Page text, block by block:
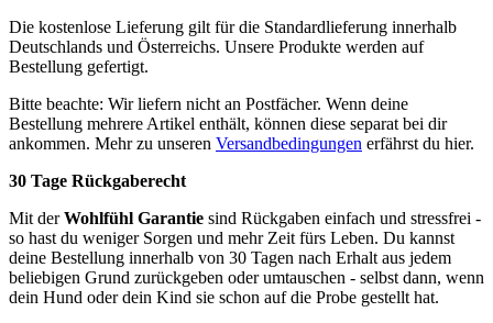
Die kostenlose Lieferung gilt für die Standardlieferung innerhalb
Deutschlands und Österreichs. Unsere Produkte werden auf
Bestellung gefertigt.
Bitte beachte: Wir liefern nicht an Postfächer. Wenn deine
Bestellung mehrere Artikel enthält, können diese separat bei dir
ankommen. Mehr zu unseren Versandbedingungen erfährst du hier.
30 Tage Rückgaberecht
Mit derWohlfühl Garantie sind Rückgaben einfach und stressfrei -
so hast du weniger Sorgen und mehr Zeit fürs Leben. Du kannst
deine Bestellung innerhalb von 30 Tagen nach Erhalt aus jedem
beliebigen Grund zurückgeben oder umtauschen - selbst dann, wenn
dein Hund oder dein Kind sie schon auf die Probe gestellt hat.